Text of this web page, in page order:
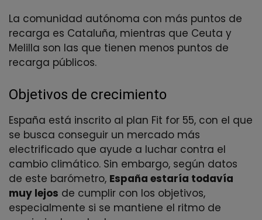
La comunidad autónoma con más puntos de
recarga es Cataluña, mientras que Ceuta y
Melilla son las que tienen menos puntos de
recarga públicos.
Objetivos de crecimiento
España está inscrito al plan Fit for 55, con el que
se busca conseguir un mercado más
electrificado que ayude a luchar contra el
cambio climático. Sin embargo, según datos
de este barómetro, España estaría todavía
muy lejos de cumplir con los objetivos,
especialmente si se mantiene el ritmo de